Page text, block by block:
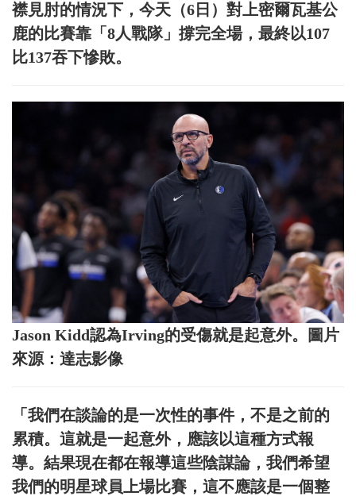
襟見肘的情況下，今天（6日）對上密爾瓦基公
鹿的比賽靠「8人戰隊」撐完全場，最終以107
比137吞下慘敗。
Jason Kidd認為Irving的受傷就是起意外。圖片
來源：達志影像
「我們在談論的是一次性的事件，不是之前的
累積。這就是一起意外，應該以這種方式報
導。結果現在都在報導這些陰謀論，我們希望
我們的明星球員上場比賽，這不應該是一個整